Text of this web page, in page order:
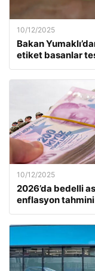
10/12/2025
Bakan
etiket basanlar
10/12/2025
2026’da bedelli
enflasyon